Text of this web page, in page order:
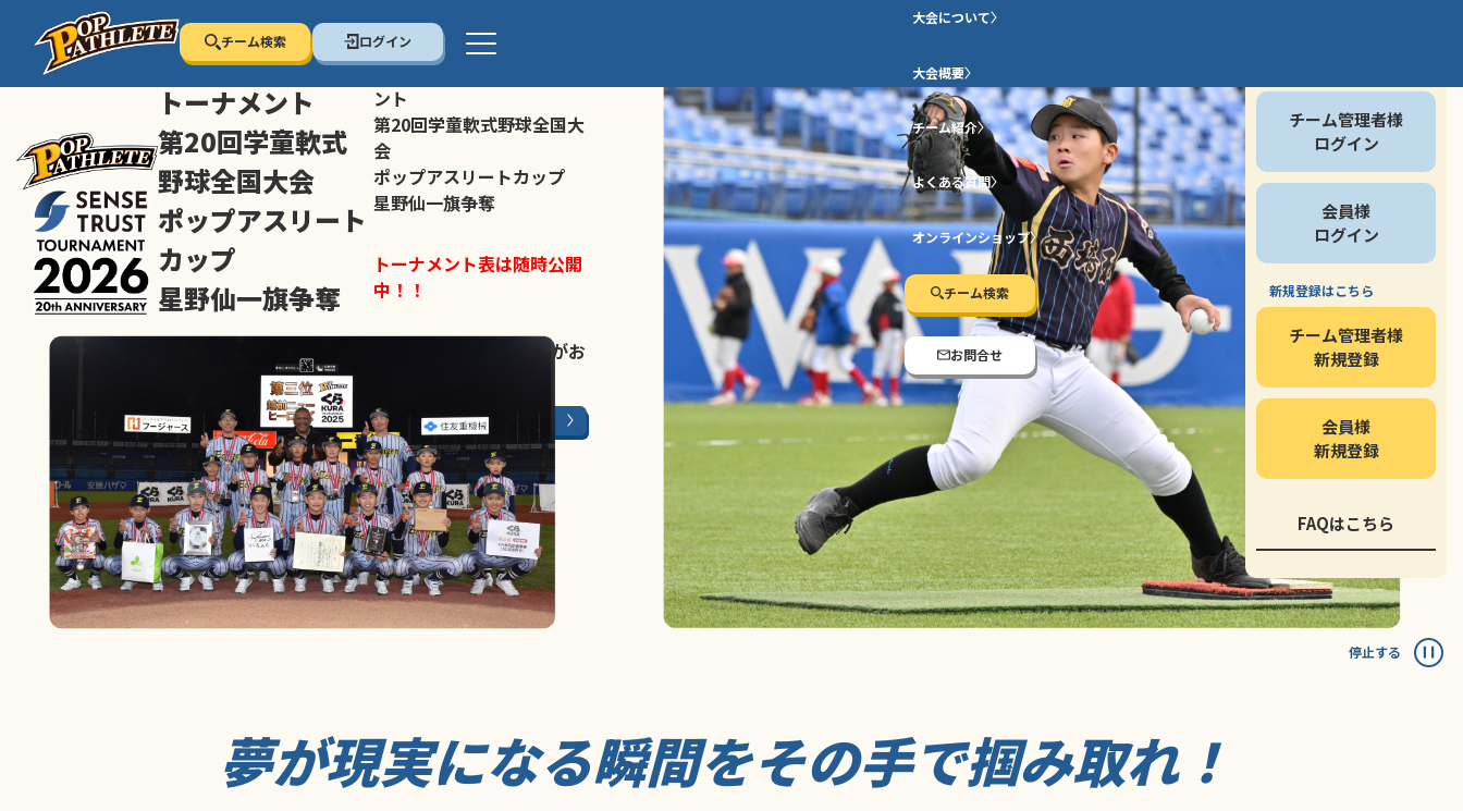
チーム検索 ログイン
大会について
大会概要
チーム紹介
よくある質問
オンラインショップ
チーム検索
お問合せ
停止する
センス・トラスト
トーナメント
第20回学童軟式
野球全国大会
ポップアスリート
カップ
星野仙一旗争奪
トーナメント表は随時公開
センス・トラストトーナメ
ント
第20回学童軟式野球全国大
会
ポップアスリートカップ
星野仙一旗争奪
トーナメント表は随時公開
中！！
がお
大会ページはこちら
チーム管理者様
ログイン
会員様
ログイン
新規登録はこちら
チーム管理者様
新規登録
会員様
新規登録
FAQはこちら
夢が現実になる瞬間をその手で掴み取れ！